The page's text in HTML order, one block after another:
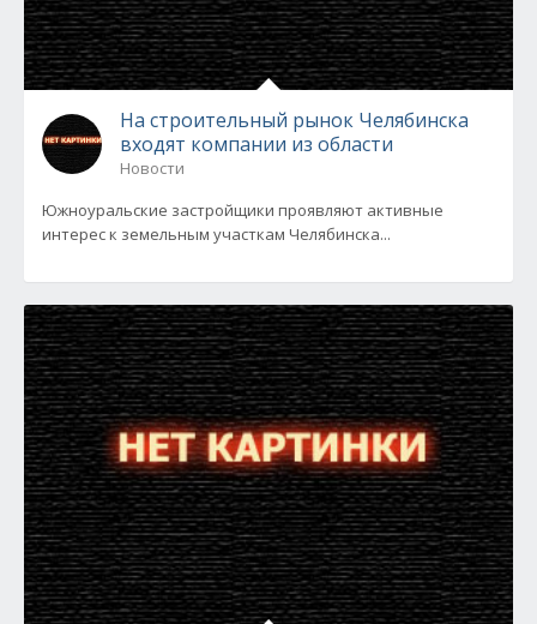
На строительный рынок Челябинска
входят компании из области
Новости
Южноуральские застройщики проявляют активные
интерес к земельным участкам Челябинска...